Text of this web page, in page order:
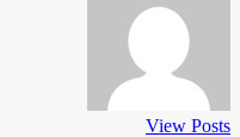
View Posts